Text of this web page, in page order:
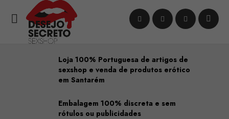

Loja 100% Portuguesa de artigos de
sexshop e venda de produtos erótico
em Santarém
Embalagem 100% discreta e sem
rótulos ou publicidades